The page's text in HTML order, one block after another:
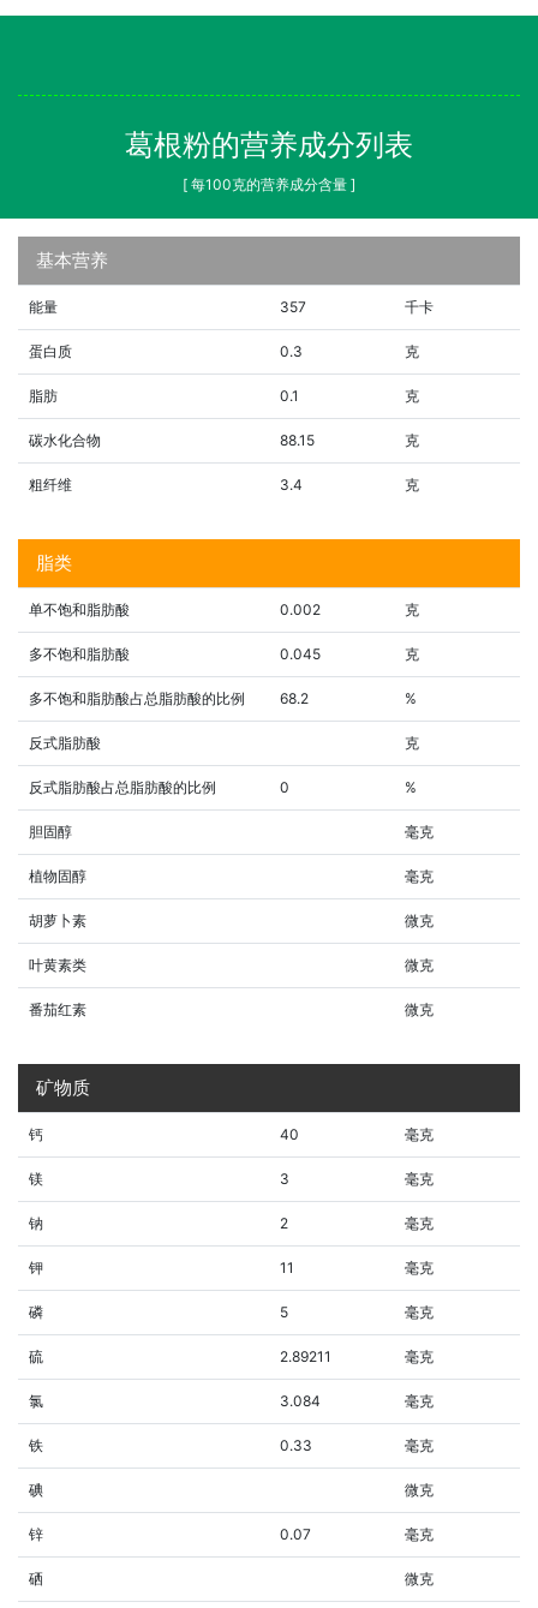
葛根粉的营养成分列表
[ 每100克的营养成分含量 ]
基本营养
能量 357 千卡
蛋白质 0.3 克
脂肪 0.1 克
碳水化合物 88.15 克
粗纤维 3.4 克
脂类
单不饱和脂肪酸 0.002 克
多不饱和脂肪酸 0.045 克
多不饱和脂肪酸占总脂肪酸的比例 68.2 %
反式脂肪酸 克
反式脂肪酸占总脂肪酸的比例 0 %
胆固醇 毫克
植物固醇 毫克
胡萝卜素 微克
叶黄素类 微克
番茄红素 微克
矿物质
钙 40 毫克
镁 3 毫克
钠 2 毫克
钾 11 毫克
磷 5 毫克
硫 2.89211 毫克
氯 3.084 毫克
铁 0.33 毫克
碘 微克
锌 0.07 毫克
硒 微克